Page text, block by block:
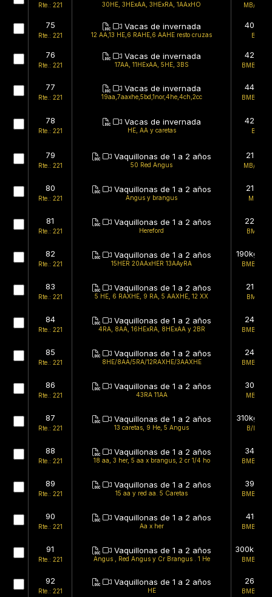
Rte.: 221 30HE, 3HExAA, 3HExRA, 1AAxHO MB/BMB
75
Rte.: 221
Vacas de invernada
12 AA,13 HE,6 RAHE,6 AAHE resto cruzas
407kg
B/B
76
Rte.: 221
Vacas de invernada
17AA, 11HExAA, 5HE, 3BS
427kg
BMB/BMB
77
Rte.: 221
Vacas de invernada
19aa,7aaxhe,5bd,1nor,4he,4ch,2cc
445kg
BMB/BMB
78
Rte.: 221
Vacas de invernada
HE, AA y caretas
420kg
B/B
79
Rte.: 221
Vaquillonas de 1 a 2 años
50 Red Angus
213kg
MB/BMB
80
Rte.: 221
Vaquillonas de 1 a 2 años
Angus y brangus
213kg
MB/B
81
Rte.: 221
Vaquillonas de 1 a 2 años
Hereford
223kg
BMB/B
82
Rte.: 221
Vaquillonas de 1 a 2 años
15HER 20AAxHER 13AAyRA
190kg
BMB/BMB
83
Rte.: 221
Vaquillonas de 1 a 2 años
5 HE, 6 RAXHE, 9 RA, 5 AAXHE, 12 XX
217kg
BMB/B
84
Rte.: 221
Vaquillonas de 1 a 2 años
4RA, 8AA, 16HExRA, 8HExAA y 2BR
248kg
BMB/BMB
85
Rte.: 221
Vaquillonas de 1 a 2 años
8HE/8AA/5RA/12RAXHE/3AAXHE
240kg
BMB/BMB
86
Rte.: 221
Vaquillonas de 1 a 2 años
43RA 11AA
305kg
MB/MB
87
Rte.: 221
Vaquillonas de 1 a 2 años
13 caretas, 9 He, 5 Angus
310kg
B/BMB
88
Rte.: 221
Vaquillonas de 1 a 2 años
18 aa, 3 her, 5 aa x brangus, 2 cr 1/4 ho
345kg
BMB/BMB
89
Rte.: 221
Vaquillonas de 1 a 2 años
15 aa y red aa. 5 Caretas
390kg
BMB/BMB
90
Rte.: 221
Vaquillonas de 1 a 2 años
Aa x her
410kg
BMB/BMB
91
Rte.: 221
Vaquillonas de 1 a 2 años
Angus , Red Angus y Cr Brangus . 1 He
300kg
BMB/BMB
92
Rte.: 221
Vaquillonas de 1 a 2 años
HE
266kg
BMB/BMB